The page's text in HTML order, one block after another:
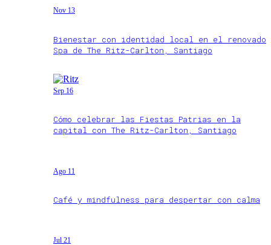
Nov 13
Bienestar con identidad local en el renovado
Spa de The Ritz-Carlton, Santiago
Sep 16
Cómo celebrar las Fiestas Patrias en la
capital con The Ritz-Carlton, Santiago
Ago 11
Café y mindfulness para despertar con calma
Jul 21